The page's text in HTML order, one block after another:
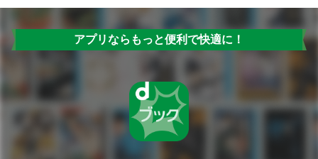
アプリならもっと便利で快適に！